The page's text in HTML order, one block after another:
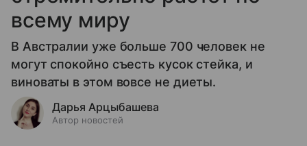
всему миру
В Австралии уже больше 700 человек не
могут спокойно съесть кусок стейка, и
виноваты в этом вовсе не диеты.
Дарья Арцыбашева
Автор новостей